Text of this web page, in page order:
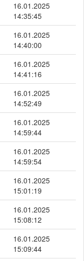
16.01.2025
14:35:45
16.01.2025
14:40:00
16.01.2025
14:41:16
16.01.2025
14:52:49
16.01.2025
14:59:44
16.01.2025
14:59:54
16.01.2025
15:01:19
16.01.2025
15:08:12
16.01.2025
15:09:44